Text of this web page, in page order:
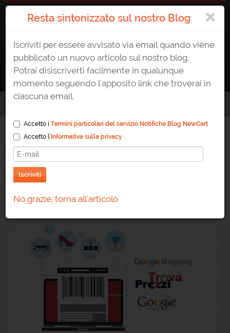
ATTIVA UN E-SHOP 0823 1765307 AREA CLIENTE
Come creare un data
feed per esportare il
catalogo prodotti
×
Resta sintonizzato sul nostro Blog
Iscriviti per essere avvisato via email quando viene
pubblicato un nuovo articolo sul nostro blog.
Potrai disiscriverti facilmente in qualunque
momento seguendo l'apposito link che troverai in
ciascuna email.
Accetto i Termini particolari del servizio Notifiche Blog NewCart
Accetto l' Informativa sulla privacy
Iscriviti
No grazie, torna all'articolo